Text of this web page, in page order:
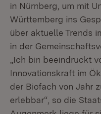
in Nürnberg, um mit
Württemberg ins
über aktuelle Trends
in der
„Ich bin beeindruckt
Innovationskraft im
der Biofach von Jahr
erlebbar“, so die